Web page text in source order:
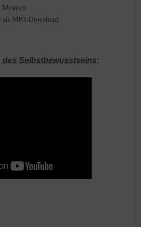
Minuten
MP3-Download.
des Selbstbewusstseins: